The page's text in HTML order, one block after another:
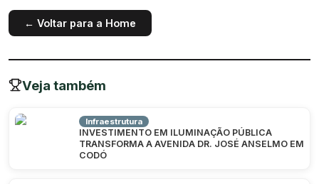
← Voltar para a Home
Veja também
Infraestrutura
INVESTIMENTO EM ILUMINAÇÃO PÚBLICA
TRANSFORMA A AVENIDA DR. JOSÉ ANSELMO EM
CODÓ